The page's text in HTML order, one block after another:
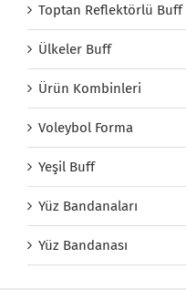
Toptan Reflektörlü Buff
Ülkeler Buff
Ürün Kombinleri
Voleybol Forma
Yeşil Buff
Yüz Bandanaları
Yüz Bandanası